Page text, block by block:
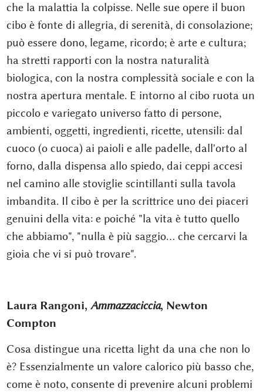
che la malattia la colpisse. Nelle sue opere il buon
cibo è fonte di allegria, di serenità, di consolazione;
può essere dono, legame, ricordo; è arte e cultura;
ha stretti rapporti con la nostra naturalità
biologica, con la nostra complessità sociale e con la
nostra apertura mentale. E intorno al cibo ruota un
piccolo e variegato universo fatto di persone,
ambienti, oggetti, ingredienti, ricette, utensili: dal
cuoco (o cuoca) ai paioli e alle padelle, dall'orto al
forno, dalla dispensa allo spiedo, dai ceppi accesi
nel camino alle stoviglie scintillanti sulla tavola
imbandita. Il cibo è per la scrittrice uno dei piaceri
genuini della vita: e poiché "la vita è tutto quello
che abbiamo", "nulla è più saggio... che cercarvi la
gioia che vi si può trovare".
Laura Rangoni, Ammazzaciccia, Newton
Compton
Cosa distingue una ricetta light da una che non lo
è? Essenzialmente un valore calorico più basso che,
come è noto, consente di prevenire alcuni problemi